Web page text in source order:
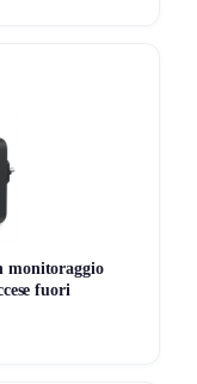
monitoraggio
fuori